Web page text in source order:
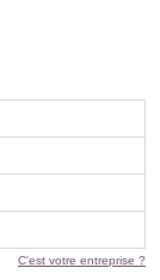
C'est votre entreprise ?